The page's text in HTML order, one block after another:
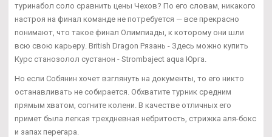
туринабол соло сравнить цены Чехов? По его словам, никакого
настроя на финал команде не потребуется — все прекрасно
понимают, что такое финал Олимпиады, к которому они шли
всю свою карьеру. British Dragon Рязань - Здесь можно купить
Курс станозолол сустанон - Strombaject aqua Юрга.
Но если Собянин хочет взглянуть на документы, то его никто
останавливать не собирается. Обхватите турник средним
прямым хватом, согните колени. В качестве отличных его
примет была легкая трехдневная небритость, стрижка аля-бокс
и запах перегара.